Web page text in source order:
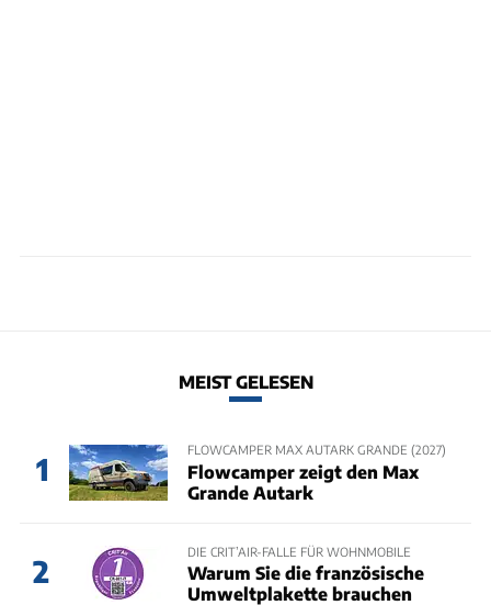
MEIST GELESEN
1
FLOWCAMPER MAX AUTARK GRANDE (2027)
Flowcamper zeigt den Max
Grande Autark
2
DIE CRIT’AIR-FALLE FÜR WOHNMOBILE
Warum Sie die französische
Umweltplakette brauchen